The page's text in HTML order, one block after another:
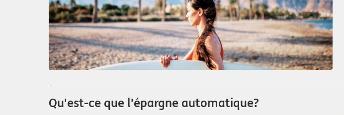
Qu'est-ce que l'épargne automatique?